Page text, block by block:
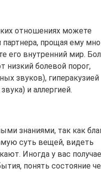
отношениях можете
прощая ему
его внутренний мир.
болевой порог,
звуков), гиперакузией
и аллергией.
знаниями, так как
суть вещей, видеть
Иногда у вас
понять состояние